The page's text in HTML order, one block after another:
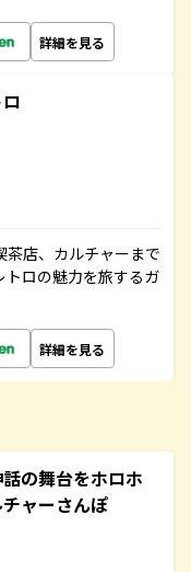
詳細を見る
店、カルチャーまで
ロの魅力を旅するガ
詳細を見る
の舞台をホロホ
ャーさんぽ